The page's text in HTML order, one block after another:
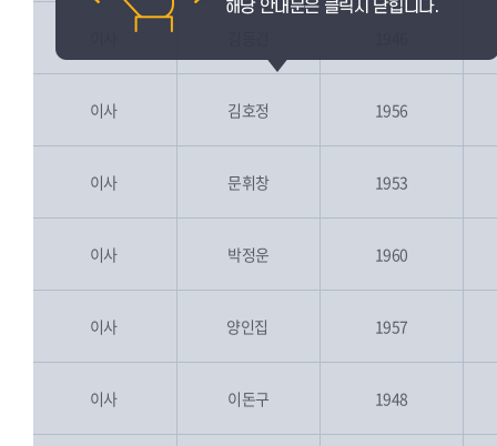
이사 김호정 1956
이사 문휘창 1953
이사 박정운 1960
이사 양인집 1957
이사 이돈구 1948